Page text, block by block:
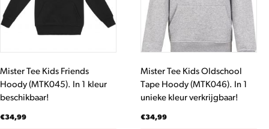
Mister Tee Kids Friends
Hoody (MTK045). In 1 kleur
beschikbaar!
€34,99
Deze
optie
op
de
productpagina
Mister Tee Kids Oldschool
Tape Hoody (MTK046). In 1
unieke kleur verkrijgbaar!
€34,99
Deze
optie
kan
gekozen
op
de
productpagina